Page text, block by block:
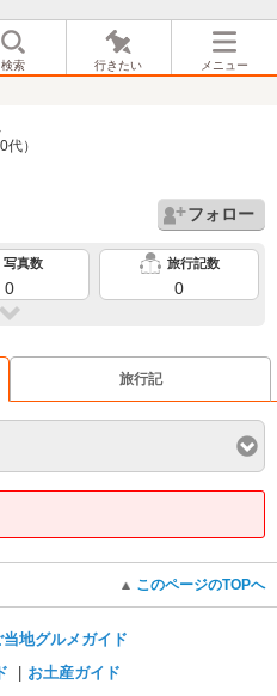
検索 行きたい メニュー
代）
フォロー
写真数
0
旅行記数
0
旅行記
このページのTOPへ
当地グルメガイド
お土産ガイド